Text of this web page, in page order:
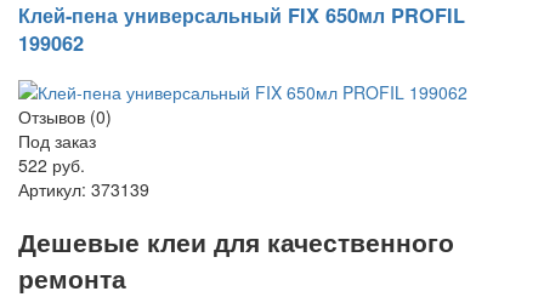
Клей-пена универсальный FIX 650мл PROFIL
199062
Отзывов (0)
Под заказ
522 руб.
Артикул: 373139
Дешевые клеи для качественного
ремонта